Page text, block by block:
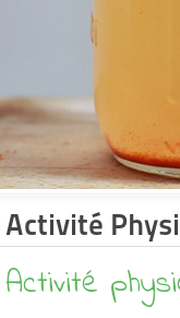
Activité
Activité